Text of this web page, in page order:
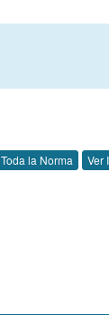
Toda la Norma Ver